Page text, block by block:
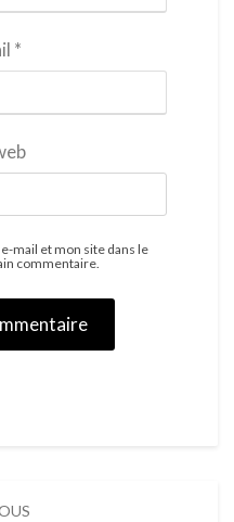
*
mail et mon site dans le
commentaire.